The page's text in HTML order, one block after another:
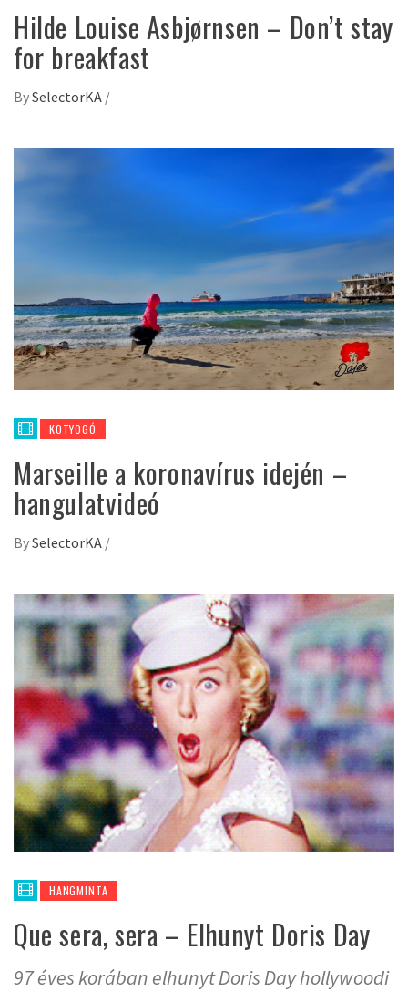
Hilde Louise Asbjørnsen – Don’t stay
for breakfast
BySelectorKA /
KOTYOGÓ
Marseille a koronavírus idején –
hangulatvideó
BySelectorKA /
HANGMINTA
Que sera, sera – Elhunyt Doris Day
97 éves korában elhunyt Doris Day hollywoodi